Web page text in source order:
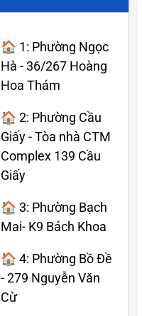
🏠 1: Phường Ngọc
Hà - 36/267 Hoàng
Hoa Thám
🏠 2: Phường Cầu
Giấy - Tòa nhà CTM
Complex 139 Cầu
Giấy
🏠 3: Phường Bạch
Mai- K9 Bách Khoa
🏠 4: Phường Bồ Đề
- 279 Nguyễn Văn
Cừ